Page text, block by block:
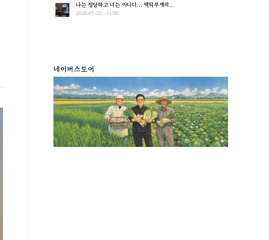
나는 정당하고 너는 아니다… 맥락부재의...
2026-07-22 - 11:58
네이버스토어